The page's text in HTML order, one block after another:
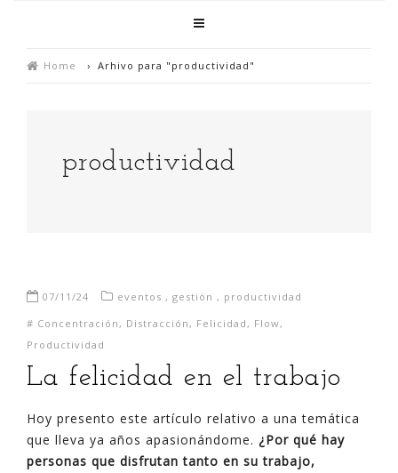
Home › Arhivo para "productividad"
productividad
07/11/24 eventos , gestión , productividad
# Concentración , Distracción , Felicidad , Flow,
Productividad
La felicidad en el trabajo
Hoy presento este artículo relativo a una temática
que lleva ya años apasionándome. ¿Por qué hay
personas que disfrutan tanto en su trabajo,